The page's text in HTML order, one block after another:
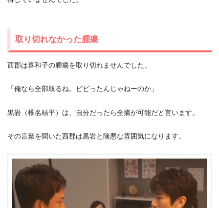
取り切れなかった腫瘍
西郡は喜和子の腫瘍を取り切れませんでした。
「俺なら全部取るね。ビビったんじゃねーのか」
黒岩（椎名桔平）は、自分だったら全摘が可能だと言います。
その言葉を聞いた西郡は黒岩と険悪な雰囲気になります。